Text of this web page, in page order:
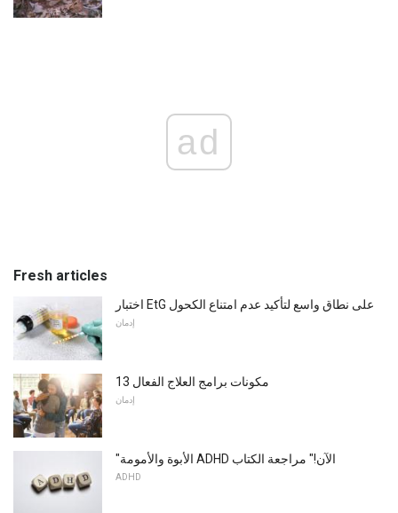
ad
Fresh articles
اختبار EtG على نطاق واسع لتأكيد عدم امتناع الكحول
إدمان
13 مكونات برامج العلاج الفعال
إدمان
"الأبوة والأمومة ADHD الآن!" مراجعة الكتاب
ADHD